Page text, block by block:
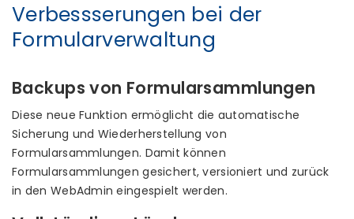
Verbessserungen bei der
Formularverwaltung
Backups von Formularsammlungen
Diese neue Funktion ermöglicht die automatische
Sicherung und Wiederherstellung von
Formularsammlungen. Damit können
Formularsammlungen gesichert, versioniert und zurück
in den WebAdmin eingespielt werden.